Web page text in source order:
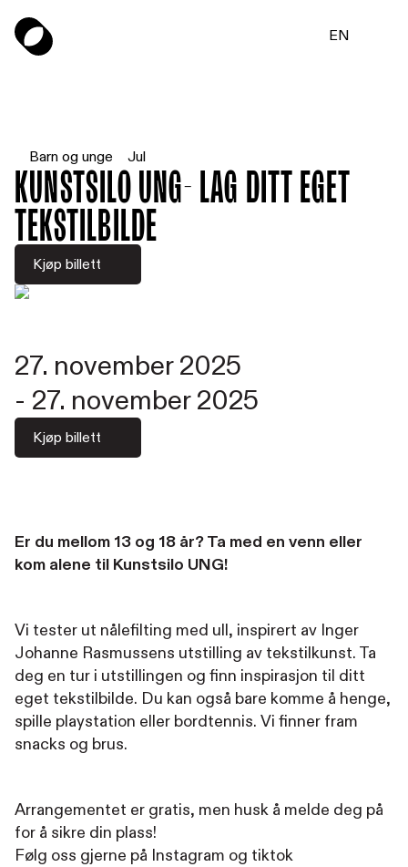
EN
Barn og unge Jul
Kunstsilo UNG- Lag ditt eget
tekstilbilde
Kjøp billett
27. november 2025
- 27. november 2025
Kjøp billett
Er du mellom 13 og 18 år? Ta med en venn eller
kom alene til Kunstsilo UNG!
Vi tester ut nålefilting med ull, inspirert av Inger
Johanne Rasmussens utstilling av tekstilkunst. Ta
deg en tur i utstillingen og finn inspirasjon til ditt
eget tekstilbilde. Du kan også bare komme å henge,
spille playstation eller bordtennis. Vi finner fram
snacks og brus.
Arrangementet er gratis, men husk å melde deg på
for å sikre din plass!
Følg oss gjerne på Instagram og tiktok